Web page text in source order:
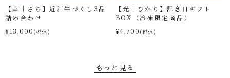
【幸｜さち】近江牛づくし3品
詰め合わせ
¥13,000 (税込)
【光｜ひかり】記念日ギフト
BOX（冷凍限定商品）
¥4,700 (税込)
もっと見る